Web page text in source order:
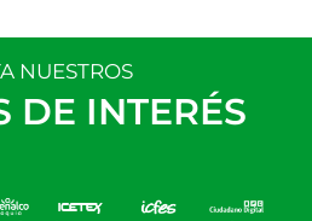
NUESTROS
DE INTERÉS